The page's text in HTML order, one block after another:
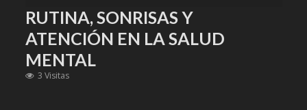
RUTINA, SONRISAS Y
ATENCIÓN EN LA SALUD
MENTAL
3 Visitas